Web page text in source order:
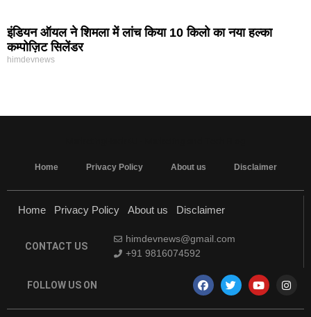
इंडियन ऑयल ने शिमला में लांच किया 10 किलो का नया हल्का
कम्पोज़िट सिलेंडर
himdevnews
Home Privacy Policy About us Disclaimer
Home Privacy Policy About us Disclaimer
CONTACT US
himdevnews@gmail.com
+91 9816074592
FOLLOW US ON